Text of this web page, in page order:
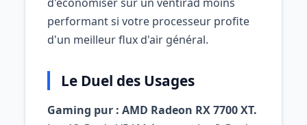
performant si votre processeur profite
d'un meilleur flux d'air général.
Le Duel des Usages
Gaming pur : AMD Radeon RX 7700 XT.